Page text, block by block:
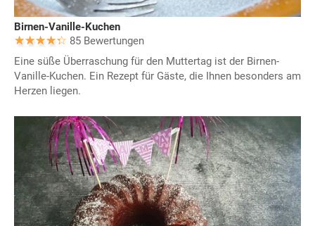
Birnen-Vanille-Kuchen
85 Bewertungen
Eine süße Überraschung für den Muttertag ist der Birnen-
Vanille-Kuchen. Ein Rezept für Gäste, die Ihnen besonders am
Herzen liegen.